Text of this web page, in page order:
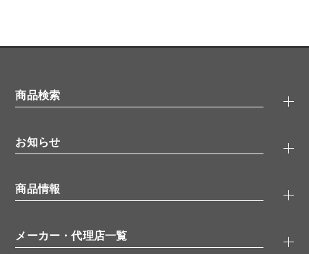
商品検索
タンパク質検索
ELISA/ELISpot検索
品番検索
お知らせ
無料サンプル
ウェビナー （オンラインセミナー）
学会・展示スケジュール
商品情報
抗体
メーカー・代理店一覧